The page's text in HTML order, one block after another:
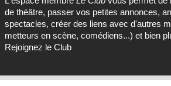
de théâtre, passer vos petites annonces,
spectacles, créer des liens avec d'autres
metteurs en scène, comédiens...) et bien
Rejoignez le Club